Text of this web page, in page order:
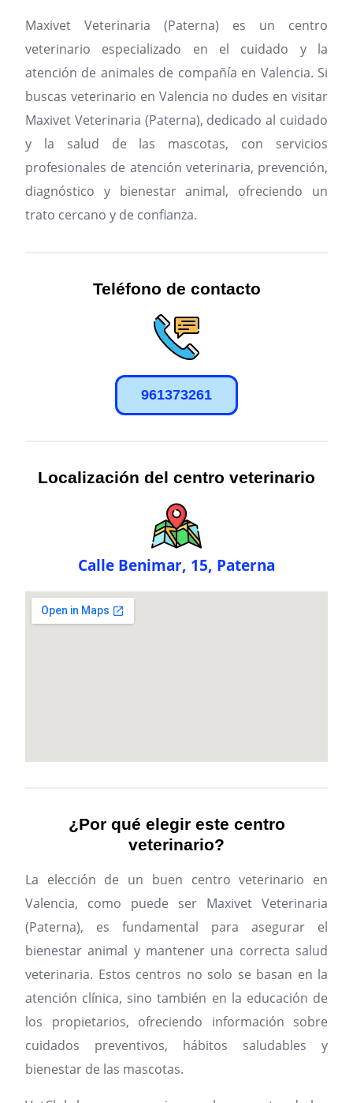
Maxivet Veterinaria (Paterna) es un centro
veterinario especializado en el cuidado y la
atención de animales de compañía en Valencia. Si
buscas veterinario en Valencia no dudes en visitar
Maxivet Veterinaria (Paterna), dedicado al cuidado
y la salud de las mascotas, con servicios
profesionales de atención veterinaria, prevención,
diagnóstico y bienestar animal, ofreciendo un
trato cercano y de confianza.
Teléfono de contacto
961373261
Localización del centro veterinario
Calle Benimar, 15, Paterna
¿Por qué elegir este centro
veterinario?
La elección de un buen centro veterinario en
Valencia, como puede ser Maxivet Veterinaria
(Paterna), es fundamental para asegurar el
bienestar animal y mantener una correcta salud
veterinaria. Estos centros no solo se basan en la
atención clínica, sino también en la educación de
los propietarios, ofreciendo información sobre
cuidados preventivos, hábitos saludables y
bienestar de las mascotas.